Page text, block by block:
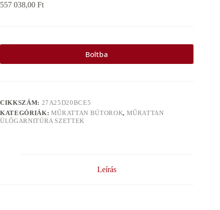
557 038,00 Ft
Boltba
CIKKSZÁM: 27A25D20BCE5
KATEGÓRIÁK: MŰRATTAN BÚTOROK, MŰRATTAN
ÜLŐGARNITÚRA SZETTEK
Leírás